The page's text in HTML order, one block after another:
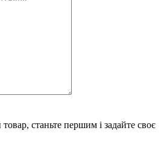
станьте першим і задайте своє